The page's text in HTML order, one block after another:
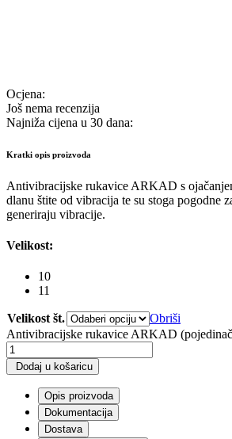
Ocjena:
Još nema recenzija
Najniža cijena u 30 dana:
Kratki opis proizvoda
Antivibracijske rukavice ARKAD s
dlanu štite od vibracija te su stoga pogodne
generiraju vibracije.
Velikost:
10
11
Velikost št.
Obriši
Antivibracijske rukavice ARKAD
Dodaj u košaricu
Opis proizvoda
Dokumentacija
Dostava